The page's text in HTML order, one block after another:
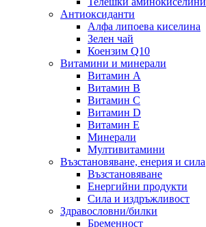
Антиоксиданти
Алфа липоева киселина
Зелен чай
Коензим Q10
Витамини и минерали
Витамин А
Витамин B
Витамин C
Витамин D
Витамин E
Минерали
Мултивитамини
Възстановяване, енерия и сила
Възстановяване
Енергийни продукти
Сила и издръжливост
Здравословни/билки
Бременност